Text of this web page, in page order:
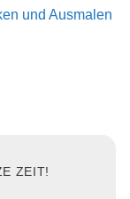
und Ausmalen
ZEIT!